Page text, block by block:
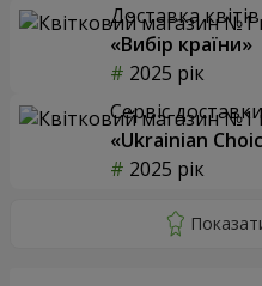
Доставка
«Вибір країни»
2025 рік
Сервіс
«Ukrainian
2025 рік